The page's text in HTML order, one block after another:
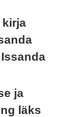
kirja
ja
läks